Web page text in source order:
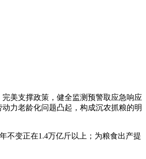
美支撑政策，健全监测预警取应急响应
力老龄化问题凸起，构成沉农抓粮的明
变正在1.4万亿斤以上；为粮食出产提